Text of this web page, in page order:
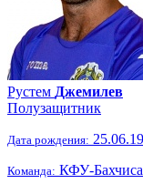
Рустем Джемилев
Полузащитник
Дата рождения:
Команда: КФУ-